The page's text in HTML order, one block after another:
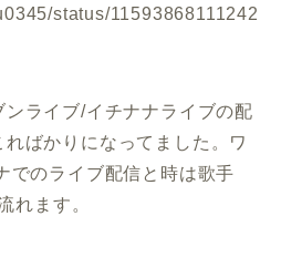
status/11593868111242
ライブ/イチナナライブの配
ばかりになってました。ワ
でのライブ配信と時は歌手
れます。